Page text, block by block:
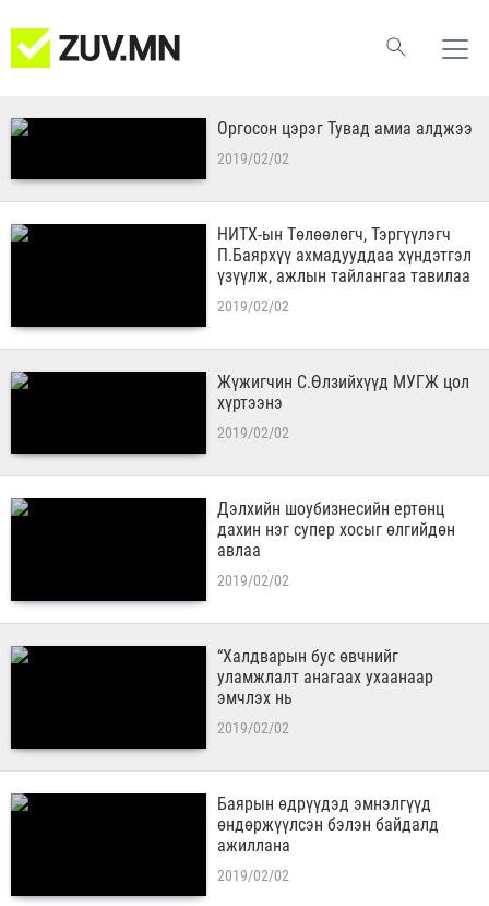
Оргосон цэрэг Тувад амиа алджээ
2019/02/02
НИТХ-ын Төлөөлөгч, Тэргүүлэгч
П.Баярхүү ахмадууддаа хүндэтгэл
үзүүлж, ажлын тайлангаа тавилаа
2019/02/02
Жүжигчин С.Өлзийхүүд МУГЖ цол
хүртээнэ
2019/02/02
Дэлхийн шоубизнесийн ертөнц
дахин нэг супер хосыг өлгийдөн
авлаа
2019/02/02
“Халдварын бус өвчнийг
уламжлалт анагаах ухаанаар
эмчлэх нь
2019/02/02
Баярын өдрүүдэд эмнэлгүүд
өндөржүүлсэн бэлэн байдалд
ажиллана
2019/02/02